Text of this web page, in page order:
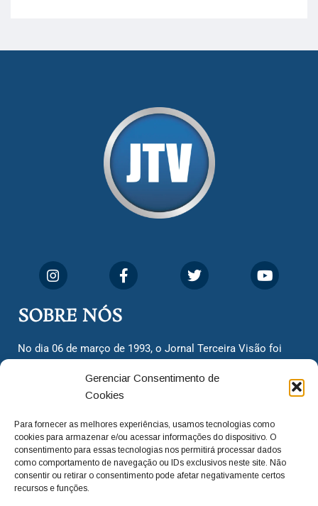
Gerenciar Consentimento de
Cookies
Para fornecer as melhores experiências, usamos tecnologias como
cookies para armazenar e/ou acessar informações do dispositivo. O
consentimento para essas tecnologias nos permitirá processar dados
como comportamento de navegação ou IDs exclusivos neste site. Não
consentir ou retirar o consentimento pode afetar negativamente certos
recursos e funções.
SOBRE NÓS
No dia 06 de março de 1993, o Jornal Terceira Visão foi
cidadãos valinhenses, já que naquela época só existiam
dois jornais. Há mais de 30 anos, o jornal continua
com o foco de trazer as melhores notícias. Nunca
deixamos de lado as necessidades do cidadão, sempre
questionando os órgãos públicos em busca de melhorias
para a cidade e sempre cobrando resoluções para casos